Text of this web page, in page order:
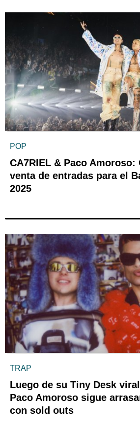
POP
CA7RIEL & Paco Amoroso:
venta de entradas para el
2025
TRAP
Luego de su Tiny Desk
Paco Amoroso sigue
con sold outs